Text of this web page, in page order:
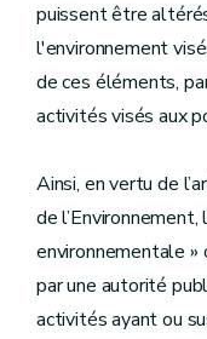
puissent être
l'environnement
de ces éléments,
activités visés aux
Ainsi, en vertu de
de l’Environnement,
environnementale
par une autorité
activités ayant ou